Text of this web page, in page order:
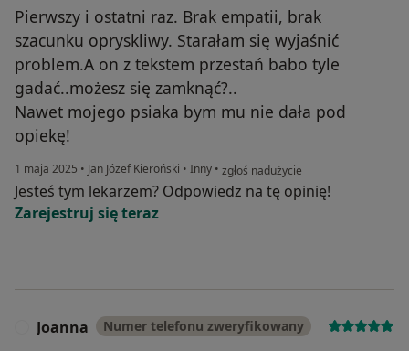
Pierwszy i ostatni raz. Brak empatii, brak
szacunku opryskliwy. Starałam się wyjaśnić
problem.A on z tekstem przestań babo tyle
gadać..możesz się zamknąć?..
Nawet mojego psiaka bym mu nie dała pod
opiekę!
1 maja 2025 • Jan Józef Kieroński • Inny • w opinii użytkownika Anna
zgłoś nadużycie
Jesteś tym lekarzem? Odpowiedz na tę opinię!
Zarejestruj się teraz
Joanna Numer telefonu zweryfikowany